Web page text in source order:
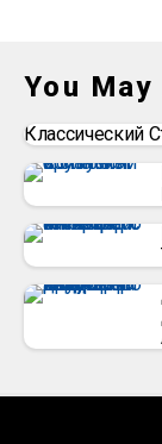
You
Классический